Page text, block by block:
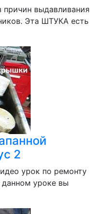
выдавливания
Эта ШТУКА есть
2
урок по ремонту
уроке вы